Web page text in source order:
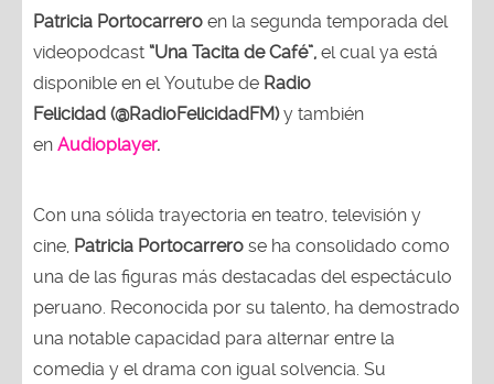
Patricia Portocarrero en la segunda temporada del
videopodcast “Una Tacita de Café”, el cual ya está
disponible en el Youtube de Radio
Felicidad (@RadioFelicidadFM)y también
en Audioplayer.
Con una sólida trayectoria en teatro, televisión y
cine, Patricia Portocarrero se ha consolidado como
una de las figuras más destacadas del espectáculo
peruano. Reconocida por su talento, ha demostrado
una notable capacidad para alternar entre la
comedia y el drama con igual solvencia. Su